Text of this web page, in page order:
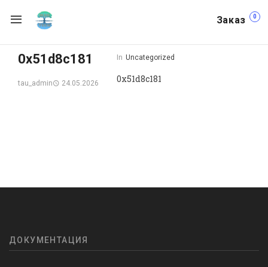
Заказ 0
0x51d8c181
tau_admin 24.05.2026
In Uncategorized
0x51d8c181
ДОКУМЕНТАЦИЯ